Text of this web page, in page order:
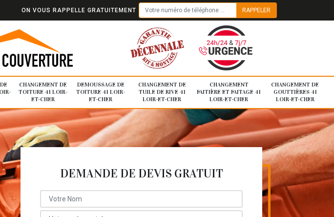
ON VOUS RAPPELLE GRATUITEMENT
CHANGEMENT DE
TOITURE 41 LOIR-
ET-CHER
DEMOUSSAGE DE
TOITURE 41 LOIR-
ET-CHER
CHANGEMENT DE
TUILE DE RIVE 41
LOIR-ET-CHER
CHANGEMENT
FAITIÈRE ET FAITAGE 41
LOIR-ET-CHER
CHANGEMENT DE
GOUTTIÈRES 41
LOIR-ET-CHER
DEMANDE DE DEVIS GRATUIT